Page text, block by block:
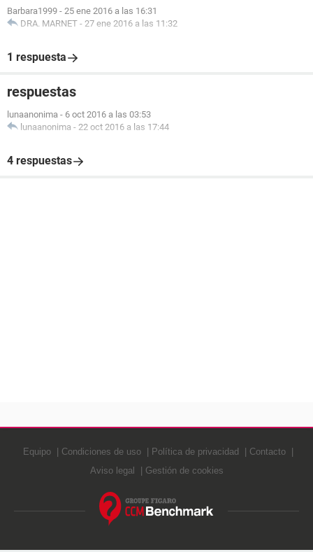
Barbara1999 - 25 ene 2016 a las 16:31
DRA. MARNET - 27 ene 2016 a las 11:32
1 respuesta
respuestas
lunaanonima - 6 oct 2016 a las 03:53
lunaanonima - 22 oct 2016 a las 17:44
4 respuestas
Equipo Condiciones de uso Política de privacidad
Contacto
Aviso legal
Gestión de cookies